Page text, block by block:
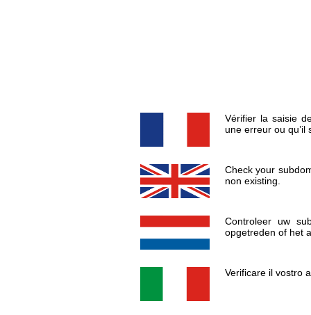
Vérifier la saisie
une erreur ou qu’il
Check your
non existing.
Controleer uw
opgetreden of het
Verificare il vostro